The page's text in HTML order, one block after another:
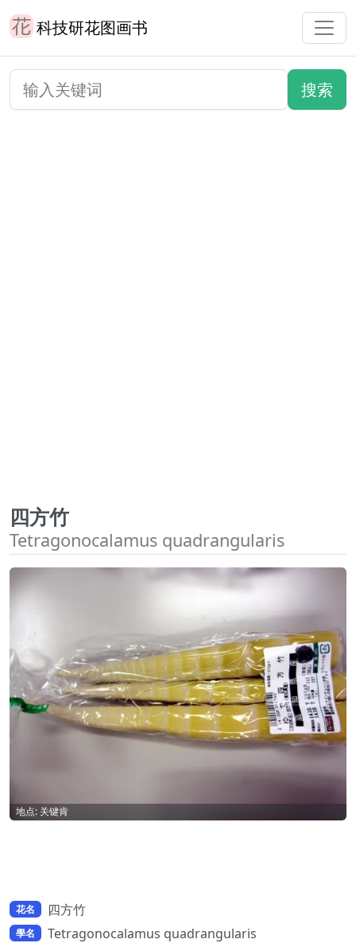
科技研花图画书
四方竹
Tetragonocalamus quadrangularis
地点: 关键肯
花名 四方竹
學名 Tetragonocalamus quadrangularis